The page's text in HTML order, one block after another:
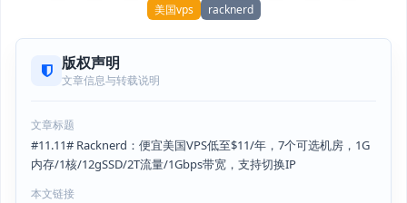
美国vps racknerd
版权声明
文章信息与转载说明
文章标题
#11.11# Racknerd：便宜美国VPS低至$11/年，7个可选机房，1G
内存/1核/12gSSD/2T流量/1Gbps带宽，支持切换IP
本文链接